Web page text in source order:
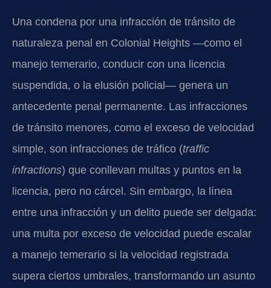
Una condena por una infracción de tránsito de
naturaleza penal en Colonial Heights —como el
manejo temerario, conducir con una licencia
suspendida, o la elusión policial— genera un
antecedente penal permanente. Las infracciones
de tránsito menores, como el exceso de velocidad
simple, son infracciones de tráfico (traffic
infractions) que conllevan multas y puntos en la
licencia, pero no cárcel. Sin embargo, la línea
entre una infracción y un delito puede ser delgada:
una multa por exceso de velocidad puede escalar
a manejo temerario si la velocidad registrada
supera ciertos umbrales, transformando un asunto